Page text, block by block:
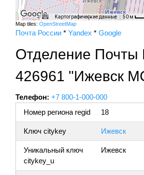
Картографические данные 50 м
Map tiles: OpenStreetMap
Почта России * Yandex * Google
Отделение Почты
426961 "Ижевск
Телефон: +7 800-1-000-000
Номер региона regid
18
Ключ citykey Ижевск
Уникальный ключ
citykey_u
Ижевск